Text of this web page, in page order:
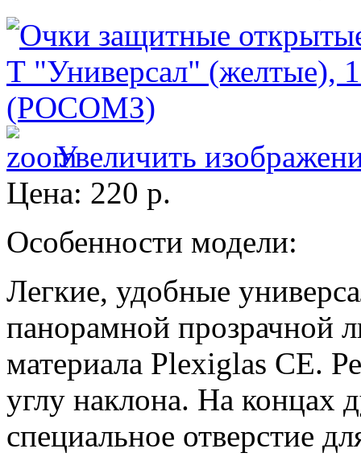
Увеличить
Цена: 220 р.
Особенности модели:
Легкие, удобные
панорамной прозрачной
материала Plexiglas CE.
углу наклона. На концах
специальное отверстие